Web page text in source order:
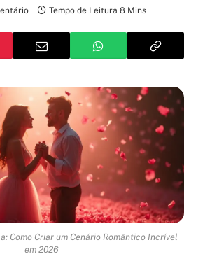
Tempo de Leitura 8 Mins
Como Criar um Cenário Romântico Incrível
em 2026